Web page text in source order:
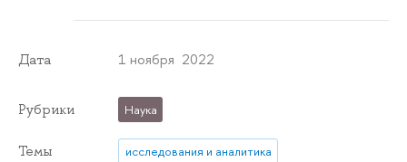
Дата 1 ноября 2022
Рубрики Наука
Темы
исследования и аналитика